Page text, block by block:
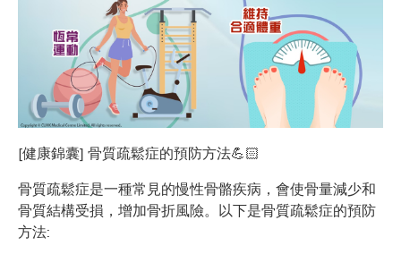
[健康錦囊] 骨質疏鬆症的預防方法💪🏻
骨質疏鬆症是一種常見的慢性骨骼疾病，會使骨量減少和
骨質結構受損，增加骨折風險。以下是骨質疏鬆症的預防
方法: